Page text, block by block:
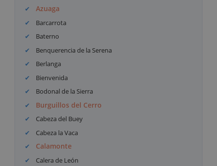
Azuaga
Barcarrota
Baterno
Benquerencia de la Serena
Berlanga
Bienvenida
Bodonal de la Sierra
Burguillos del Cerro
Cabeza del Buey
Cabeza la Vaca
Calamonte
Calera de León